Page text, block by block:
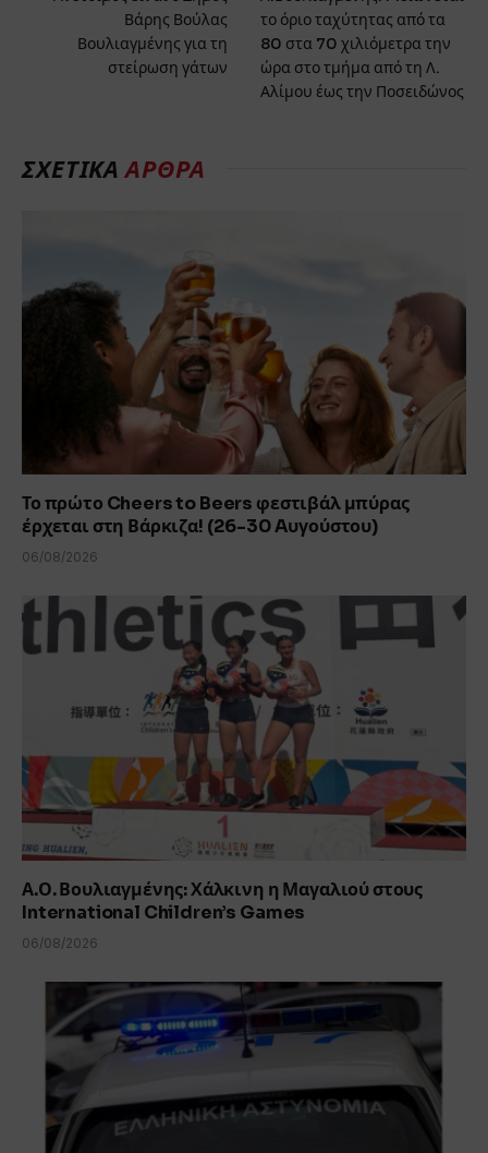
Βάρης Βούλας
Βουλιαγμένης για τη
στείρωση γάτων
το όριο ταχύτητας από τα
80 στα 70 χιλιόμετρα την
ώρα στο τμήμα από τη Λ.
Αλίμου έως την Ποσειδώνος
ΣΧΕΤΙΚΆΆΡΘΡΑ
Το πρώτο Cheers to Beers φεστιβάλ μπύρας
έρχεται στη Βάρκιζα! (26-30 Aυγούστου)
06/08/2026
Α.Ο. Βουλιαγμένης: Χάλκινη η Μαγαλιού στους
International Children’s Games
06/08/2026